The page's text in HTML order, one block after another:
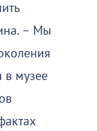
– Мы
в музее